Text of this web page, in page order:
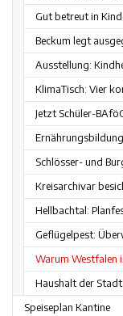
Gut betreut in
Beckum legt
Ausstellung:
KlimaTisch: Vier
Jetzt Schüler-
Schlösser- und
Kreisarchivar
Hellbachtal:
Geflügelpest:
Warum Westfalen
Haushalt der
Speiseplan Kantine